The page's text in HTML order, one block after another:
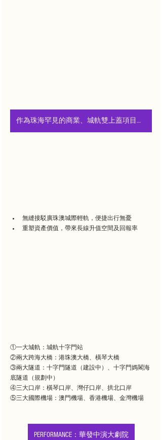
作為珠海罕見的商業、城軌雙上蓋項目，未來二、三期還將通過連廊實現商業互通
無縫接駁廣珠澳城際輕軌，便捷出行無憂
重塑資產價值，帶來長線升值空間及回報率
①一大城軌：城軌十字門站
②兩大跨海大橋：港珠澳大橋、橫琴大橋
③兩大隧道：十字門隧道（建設中）、十字門媽閣海
底隧道（規劃中）
④三大口岸：橫琴口岸、灣仔口岸、拱北口岸
⑤三大國際機場：澳門機場、香港機場、金灣機場
PERFORMANCE：華發中演大劇院